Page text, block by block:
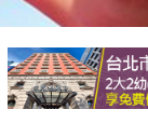
推薦景點
討論區